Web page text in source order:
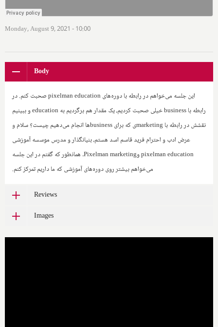
Monday, August 9, 2021 - 10:00
Body
این جلسه می‌خواهم در رابطه با دوره‌های pixelman educationصحبت کنم. در
رابطه باbusinessخیلی صحبت کردیم، یک مقدار هم برگردیم به educationو ببینیم
نقشش در رابطه باmarketingی که برایbusinessها انجام می‌دهیم چیست؟ سلام و
عرض ادب و احترام فرید قاسم اسد هستم، بنیانگذار و مدرس موسسه آموزشی
pixelman educationو‌Pixelman marketing. همانطور که گفتم در این جلسه
می‌خواهم بیشتر روی دوره‌های آموزشی که ما داریم تمرکز کنم.
Reviews
Images